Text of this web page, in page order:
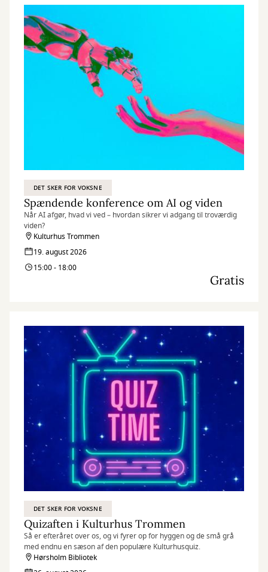
DET SKER FOR VOKSNE
Spændende konference om AI og viden
Når AI afgør, hvad vi ved – hvordan sikrer vi adgang til troværdig
viden?
Kulturhus Trommen
19. august 2026
15:00 - 18:00
Gratis
DET SKER FOR VOKSNE
Quizaften i Kulturhus Trommen
Så er efteråret over os, og vi fyrer op for hyggen og de små grå
med endnu en sæson af den populære Kulturhusquiz.
Hørsholm Bibliotek